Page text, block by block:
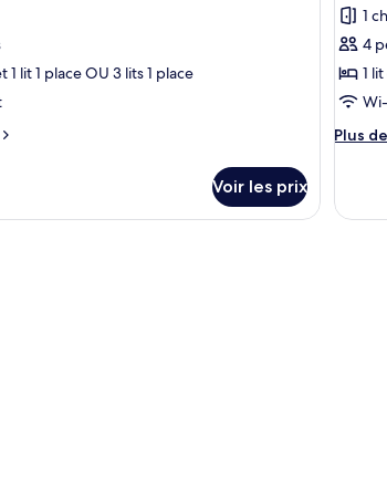
1 lit 1 place OU 3 lits 1 place
Voir les prix
ce
type
de
1
4
1
Plus
Plus
le